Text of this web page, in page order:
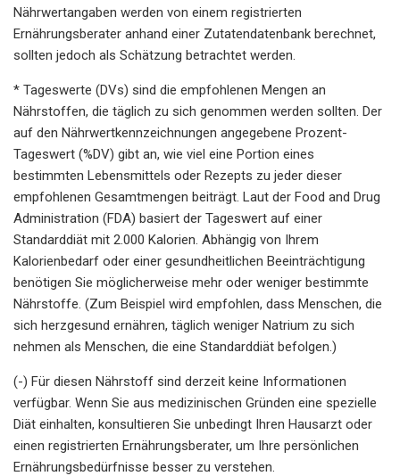
Nährwertangaben werden von einem registrierten
Ernährungsberater anhand einer Zutatendatenbank berechnet,
sollten jedoch als Schätzung betrachtet werden.
* Tageswerte (DVs) sind die empfohlenen Mengen an
Nährstoffen, die täglich zu sich genommen werden sollten. Der
auf den Nährwertkennzeichnungen angegebene Prozent-
Tageswert (%DV) gibt an, wie viel eine Portion eines
bestimmten Lebensmittels oder Rezepts zu jeder dieser
empfohlenen Gesamtmengen beiträgt. Laut der Food and Drug
Administration (FDA) basiert der Tageswert auf einer
Standarddiät mit 2.000 Kalorien. Abhängig von Ihrem
Kalorienbedarf oder einer gesundheitlichen Beeinträchtigung
benötigen Sie möglicherweise mehr oder weniger bestimmte
Nährstoffe. (Zum Beispiel wird empfohlen, dass Menschen, die
sich herzgesund ernähren, täglich weniger Natrium zu sich
nehmen als Menschen, die eine Standarddiät befolgen.)
(-) Für diesen Nährstoff sind derzeit keine Informationen
verfügbar. Wenn Sie aus medizinischen Gründen eine spezielle
Diät einhalten, konsultieren Sie unbedingt Ihren Hausarzt oder
einen registrierten Ernährungsberater, um Ihre persönlichen
Ernährungsbedürfnisse besser zu verstehen.